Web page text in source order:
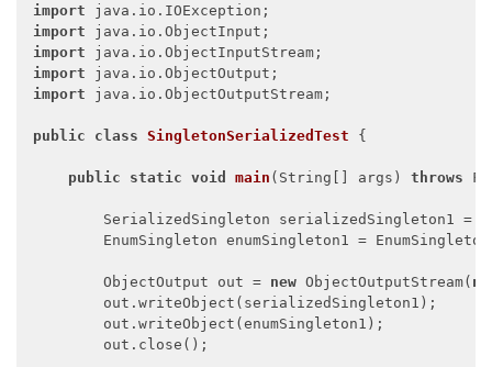
import
import
import
import
import java.io.ObjectOutputStream;
public class SingletonSerializedTest {
public static void main (String[] args) throws
SerializedSingleton serializedSingleton1 =
EnumSingleton enumSingleton1 =
        ObjectOutput out =
new ObjectOutputStream(
        out.writeObject(serializedSingleton1);
        out.writeObject(enumSingleton1);
        out.close();